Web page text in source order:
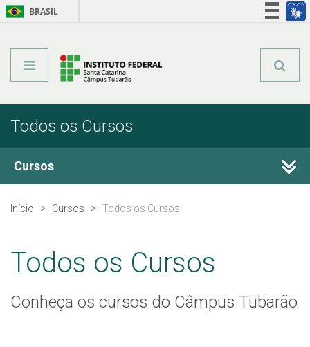
BRASIL
Todos os Cursos
Cursos
Técnicos Integrados
Qualificação Profissional e Idiomas
Graduação
Início Cursos Todos os Cursos
Todos os Cursos
Conheça os cursos do Câmpus Tubarão